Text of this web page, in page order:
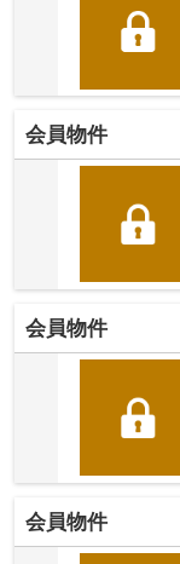
会員物件
会員物件
会員物件